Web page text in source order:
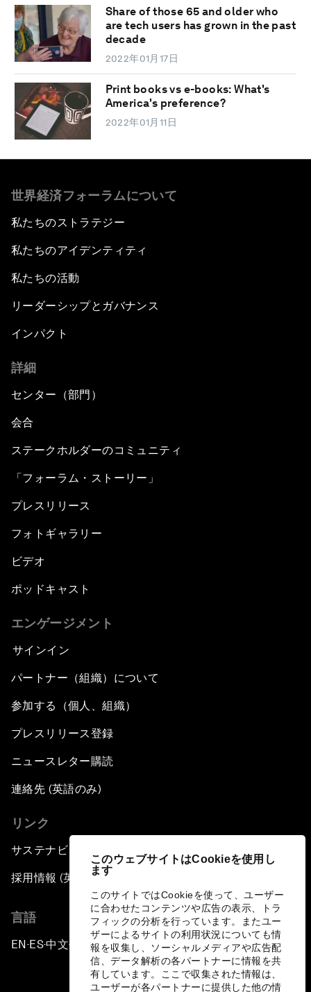
このウェブサイトはCookieを使用し
ます
このサイトではCookieを使って、ユーザー
に合わせたコンテンツや広告の表示、トラ
フィックの分析を行っています。またユー
ザーによるサイトの利用状況についても情
報を収集し、ソーシャルメディアや広告配
信、データ解析の各パートナーに情報を共
有しています。ここで収集された情報は、
ユーザーが各パートナーに提供した他の情
Share of those 65 and older who
are tech users has grown in the past
decade
2022年01月17日
Print books vs e-books: What's
America's preference?
2022年01月11日
世界経済フォーラムについて
私たちのストラテジー
私たちのアイデンティティ
私たちの活動
リーダーシップとガバナンス
インパクト
詳細
センター（部門）
会合
ステークホルダーのコミュニティ
「フォーラム・ストーリー」
プレスリリース
フォトギャラリー
ビデオ
ポッドキャスト
エンゲージメント
サインイン
パートナー（組織）について
参加する（個人、組織）
プレスリリース登録
ニュースレター購読
連絡先 (英語のみ)
リンク
サステナビリティへの取り組み
採用情報 (英語のみ)
言語
EN ▪ES▪中文▪ 日本語